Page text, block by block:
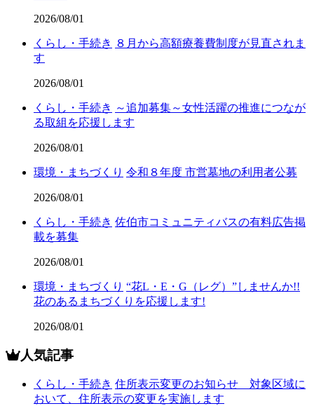
2026/08/01
くらし・手続き ８月から高額療養費制度が見直されま
す
2026/08/01
くらし・手続き ～追加募集～女性活躍の推進につなが
る取組を応援します
2026/08/01
環境・まちづくり 令和８年度 市営墓地の利用者公募
2026/08/01
くらし・手続き 佐伯市コミュニティバスの有料広告掲
載を募集
2026/08/01
環境・まちづくり “花L・E・G（レグ）”しませんか!!
花のあるまちづくりを応援します!
2026/08/01
人気記事
くらし・手続き 住所表示変更のお知らせ 対象区域に
おいて、住所表示の変更を実施します